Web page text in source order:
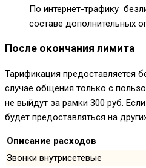
По интернет-трафику
составе дополнительных
После окончания лимита
Тарификация предоставляется
случае общения только с
не выйдут за рамки 300 руб.
будет предоставляться на
Описание расходов
Звонки внутрисетевые